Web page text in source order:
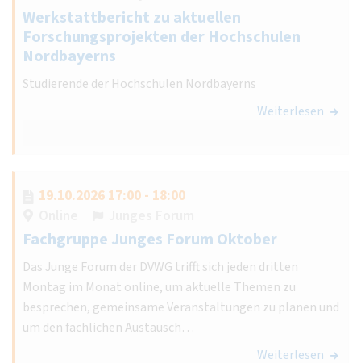
Werkstattbericht zu aktuellen
Forschungsprojekten der Hochschulen
Nordbayerns
Studierende der Hochschulen Nordbayerns
Weiterlesen
19.10.2026 17:00 - 18:00
Fachgruppe Junges Forum Oktober
Das Junge Forum der DVWG trifft sich jeden dritten
Montag im Monat online, um aktuelle Themen zu
besprechen, gemeinsame Veranstaltungen zu planen und
um den fachlichen Austausch…
Weiterlesen